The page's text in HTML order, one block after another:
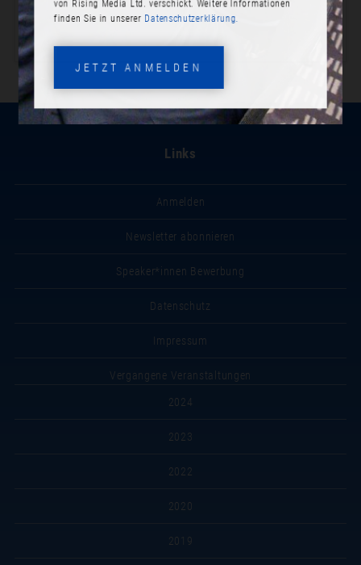
Links
Anmelden
Newsletter abonnieren
Speaker*innen Bewerbung
Datenschutz
Impressum
Vergangene Veranstaltungen
2024
2023
2022
2020
2019
von Rising Media Ltd. verschickt. Weitere Informationen
finden Sie in unserer Datenschutzerklärung.
JETZT ANMELDEN